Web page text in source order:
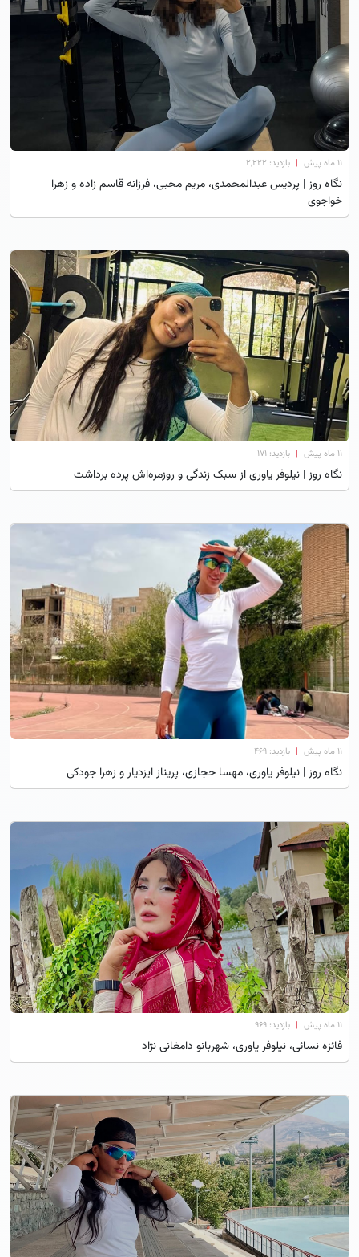
۱۱ ماه پیش | بازدید: 2,222
نگاه روز | پردیس عبدالمحمدی، مریم محبی، فرزانه قاسم زاده و زهرا
خواجوی
۱۱ ماه پیش | بازدید: 171
نگاه روز | نیلوفر یاوری از سبک زندگی و روزمره‌اش پرده برداشت
۱۱ ماه پیش | بازدید: 469
نگاه روز | نیلوفر یاوری، مهسا حجازی، پریناز ایزدیار و زهرا جودکی
۱۱ ماه پیش | بازدید: 969
فائزه نسائی، نیلوفر یاوری، شهربانو دامغانی نژاد